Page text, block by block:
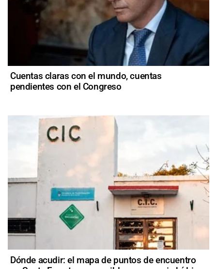
Cuentas claras con el mundo, cuentas
pendientes con el Congreso
Dónde acudir: el mapa de puntos de encuentro